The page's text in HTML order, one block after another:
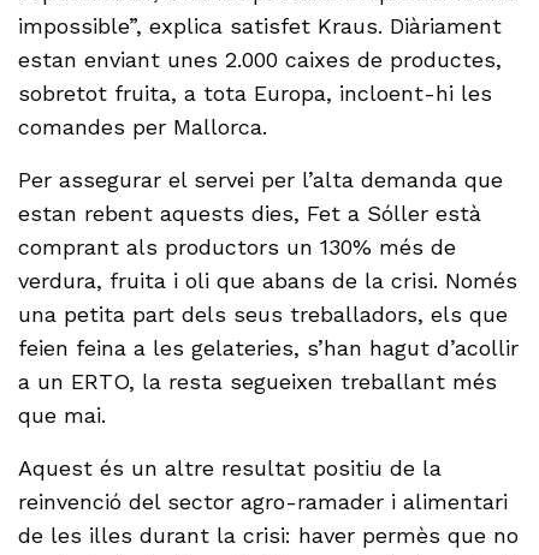
impossible”, explica satisfet Kraus. Diàriament
estan enviant unes 2.000 caixes de productes,
sobretot fruita, a tota Europa, incloent-hi les
comandes per Mallorca.
Per assegurar el servei per l’alta demanda que
estan rebent aquests dies, Fet a Sóller està
comprant als productors un 130% més de
verdura, fruita i oli que abans de la crisi. Només
una petita part dels seus treballadors, els que
feien feina a les gelateries, s’han hagut d’acollir
a un ERTO, la resta segueixen treballant més
que mai.
Aquest és un altre resultat positiu de la
reinvenció del sector agro-ramader i alimentari
de les illes durant la crisi: haver permès que no